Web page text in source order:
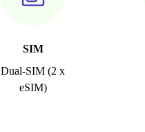
SIM
Dual-SIM (2 x
eSIM)